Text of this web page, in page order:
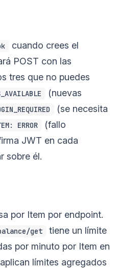
cuando crees el
POST con las
tres que no puedes
(nuevas
(se necesita
ERROR
(fallo
JWT en cada
sobre él.
por Item por endpoint.
get
tiene un límite
por minuto por Item en
límites agregados